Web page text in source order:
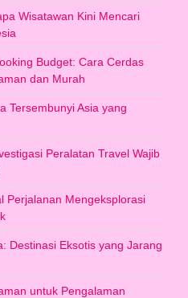
Wisatawan Kini Mencari
Budget: Cara Cerdas
dan Murah
Tersembunyi Asia yang
Peralatan Travel Wajib
Perjalanan Mengeksplorasi
Destinasi Eksotis yang Jarang
untuk Pengalaman